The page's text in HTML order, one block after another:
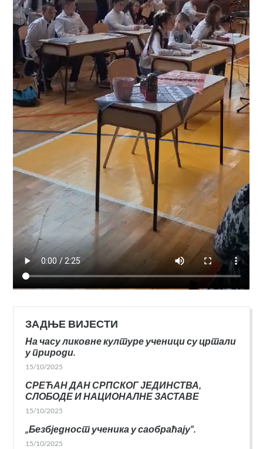
ЗАДЊЕ ВИЈЕСТИ
На часу ликовне културе ученици су цртали
у природи.
15/10/2025
СРЕЋАН ДАН СРПСКОГ ЈЕДИНСТВА,
СЛОБОДЕ И НАЦИОНАЛНЕ ЗАСТАВЕ
15/10/2025
„Безбједност ученика у саобраћају“.
15/10/2025